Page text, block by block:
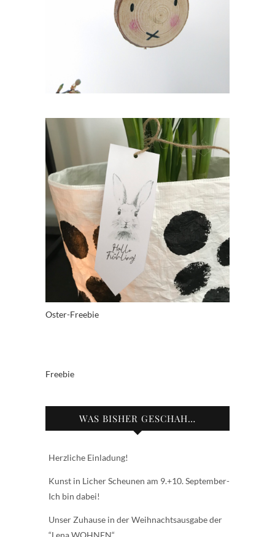
Oster-Freebie
Freebie
WAS BISHER GESCHAH…
Herzliche Einladung!
Kunst in Licher Scheunen am 9.+10. September-
Ich bin dabei!
Unser Zuhause in der Weihnachtsausgabe der
“Lena WOHNEN“